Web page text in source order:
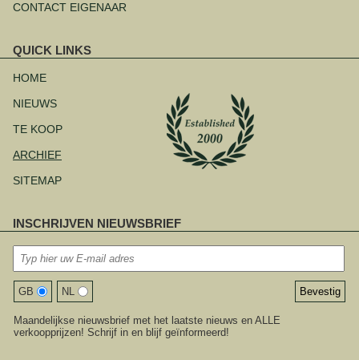
CONTACT EIGENAAR
QUICK LINKS
overslaan
HOME
NIEUWS
TE KOOP
ARCHIEF
SITEMAP
INSCHRIJVEN NIEUWSBRIEF
GB NL
Maandelijkse nieuwsbrief met het laatste nieuws en ALLE
verkoopprijzen! Schrijf in en blijf geïnformeerd!